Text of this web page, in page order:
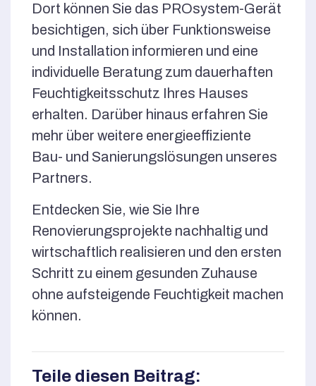
Dort können Sie das PROsystem-Gerät
besichtigen, sich über Funktionsweise
und Installation informieren und eine
individuelle Beratung zum dauerhaften
Feuchtigkeitsschutz Ihres Hauses
erhalten. Darüber hinaus erfahren Sie
mehr über weitere energieeffiziente
Bau- und Sanierungslösungen unseres
Partners.
Entdecken Sie, wie Sie Ihre
Renovierungsprojekte nachhaltig und
wirtschaftlich realisieren und den ersten
Schritt zu einem gesunden Zuhause
ohne aufsteigende Feuchtigkeit machen
können.
Teile diesen Beitrag: